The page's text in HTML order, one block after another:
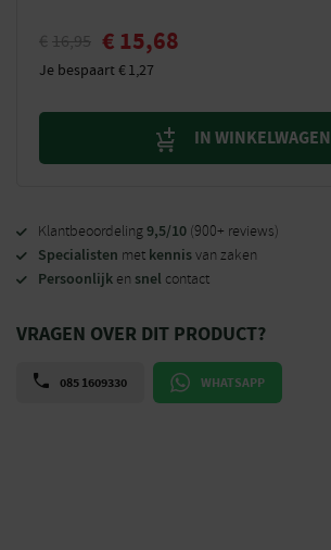
€ 16,95 € 15,68
Je bespaart€1,27
IN WINKELWAGEN
Klantbeoordeling9,5/10 (900+ reviews)
Specialisten met kennisvan zaken
Persoonlijk en snel contact
VRAGEN OVER DIT PRODUCT?
085 1609330 WHATSAPP